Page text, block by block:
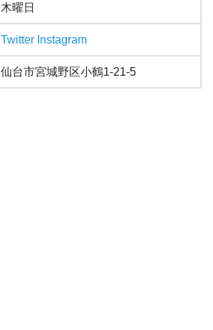
木曜日
Twitter Instagram
仙台市宮城野区小鶴1-21-5